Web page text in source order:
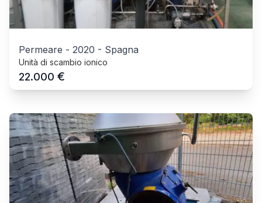
Permeare - 2020 - Spagna
Unità di scambio ionico
22.000 €